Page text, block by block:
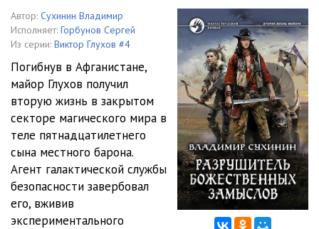
03_01 Разрушитель божественных замыслов
04_01 Разрушитель божественных замыслов 1:38:25
05_01 Разрушитель божественных замыслов 52:49
05_02 Разрушитель божественных замыслов 24:40
06_01 Разрушитель божественных замыслов 1:44:36
06_02 Разрушитель божественных замыслов 47:08
07_01 Разрушитель божественных замыслов 1:07:07
07_02 Разрушитель божественных замыслов 48:51
Автор: Сухинин Владимир
Исполняет: Горбунов Сергей
Из серии: Виктор Глухов #4
Погибнув в Афганистане,
майор Глухов получил
вторую жизнь в закрытом
секторе магического мира в
теле пятнадцатилетнего
сына местного барона.
Агент галактической службы
безопасности завербовал
его, вживив
экспериментального